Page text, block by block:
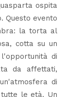
ospita
Questo evento
la torta al
cotta su un
di
da affettati,
di
le età. Un